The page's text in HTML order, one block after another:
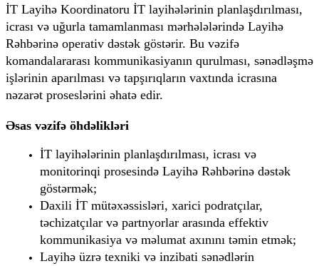
İT Layihə Koordinatoru İT layihələrinin planlaşdırılması,
icrası və uğurla tamamlanması mərhələlərində Layihə
Rəhbərinə operativ dəstək göstərir. Bu vəzifə
komandalararası kommunikasiyanın qurulması, sənədləşmə
işlərinin aparılması və tapşırıqların vaxtında icrasına
nəzarət proseslərini əhatə edir.
Əsas vəzifə öhdəlikləri
İT layihələrinin planlaşdırılması, icrası və
monitorinqi prosesində Layihə Rəhbərinə dəstək
göstərmək;
Daxili İT mütəxəssisləri, xarici podratçılar,
təchizatçılar və partnyorlar arasında effektiv
kommunikasiya və məlumat axınını təmin etmək;
Layihə üzrə texniki və inzibati sənədlərin